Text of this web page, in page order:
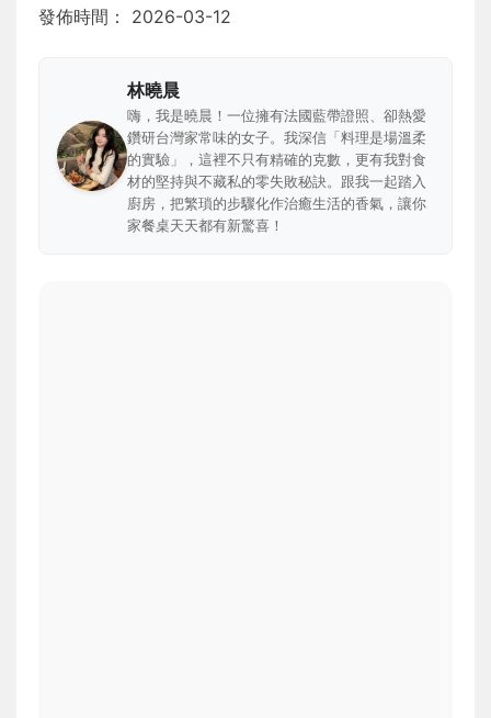
發佈時間： 2026-03-12
林曉晨
嗨，我是曉晨！一位擁有法國藍帶證照、卻熱愛
鑽研台灣家常味的女子。我深信「料理是場溫柔
的實驗」，這裡不只有精確的克數，更有我對食
材的堅持與不藏私的零失敗秘訣。跟我一起踏入
廚房，把繁瑣的步驟化作治癒生活的香氣，讓你
家餐桌天天都有新驚喜！